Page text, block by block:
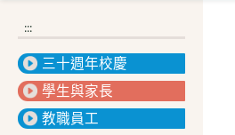
:::
三十週年校慶
學生與家長
教職員工